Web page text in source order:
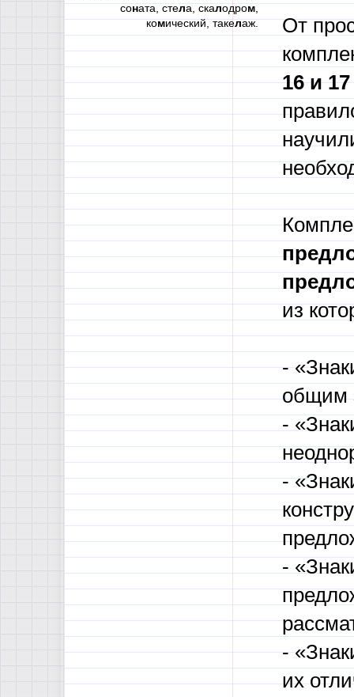
соната, стела, скалодром,
комический, такелаж.
От
16 и
из
-
общим
-
-
-
-
их